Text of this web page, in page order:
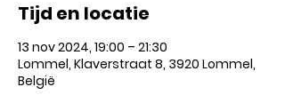
Tijd en locatie
13 nov 2024, 19:00 – 21:30
Lommel, Klaverstraat 8, 3920 Lommel,
België